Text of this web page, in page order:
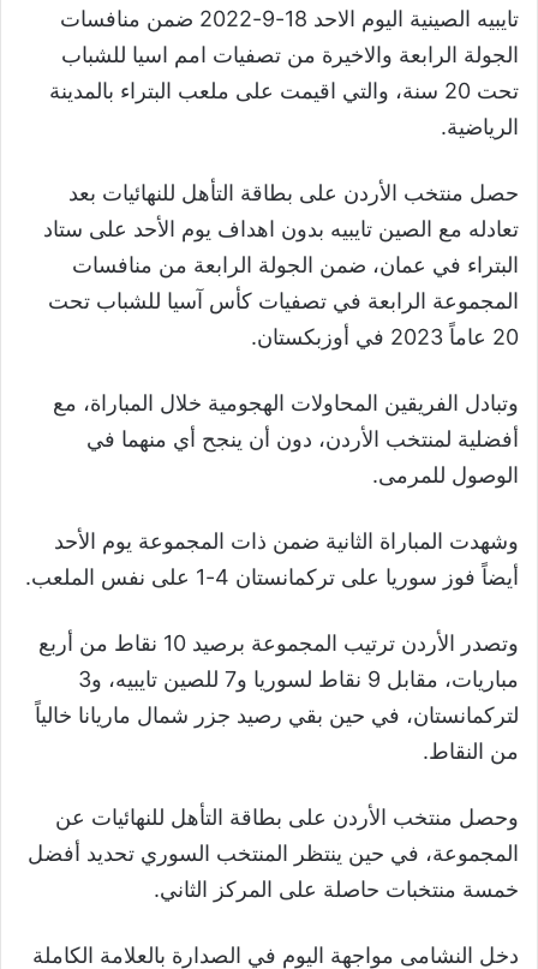
تايبيه الصينية اليوم الاحد 18-9-2022 ضمن منافسات
الجولة الرابعة والاخيرة من تصفيات امم اسيا للشباب
تحت 20 سنة، والتي اقيمت على ملعب البتراء بالمدينة
الرياضية.
حصل منتخب الأردن على بطاقة التأهل للنهائيات بعد
تعادله مع الصين تايبيه بدون اهداف يوم الأحد على ستاد
البتراء في عمان، ضمن الجولة الرابعة من منافسات
المجموعة الرابعة في تصفيات كأس آسيا للشباب تحت
20 عاماً 2023 في أوزبكستان.
وتبادل الفريقين المحاولات الهجومية خلال المباراة، مع
أفضلية لمنتخب الأردن، دون أن ينجح أي منهما في
الوصول للمرمى.
وشهدت المباراة الثانية ضمن ذات المجموعة يوم الأحد
أيضاً فوز سوريا على تركمانستان 4-1 على نفس الملعب.
وتصدر الأردن ترتيب المجموعة برصيد 10 نقاط من أربع
مباريات، مقابل 9 نقاط لسوريا و7 للصين تايبيه، و3
لتركمانستان، في حين بقي رصيد جزر شمال ماريانا خالياً
من النقاط.
وحصل منتخب الأردن على بطاقة التأهل للنهائيات عن
المجموعة، في حين ينتظر المنتخب السوري تحديد أفضل
خمسة منتخبات حاصلة على المركز الثاني.
دخل النشامى مواجهة اليوم في الصدارة بالعلامة الكاملة